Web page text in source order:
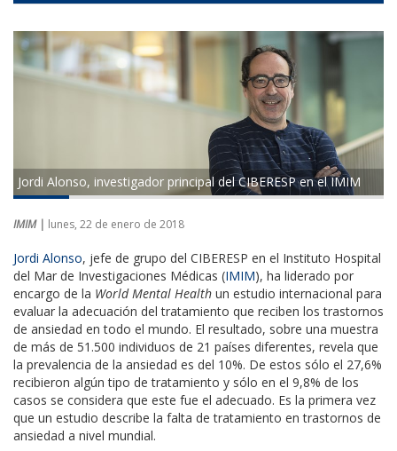
Jordi Alonso, investigador principal del CIBERESP en el IMIM
IMIM | lunes, 22 de enero de 2018
Jordi Alonso, jefe de grupo del CIBERESP en el Instituto Hospital
del Mar de Investigaciones Médicas (IMIM), ha liderado por
encargo de la World Mental Health un estudio internacional para
evaluar la adecuación del tratamiento que reciben los trastornos
de ansiedad en todo el mundo. El resultado, sobre una muestra
de más de 51.500 individuos de 21 países diferentes, revela que
la prevalencia de la ansiedad es del 10%. De estos sólo el 27,6%
recibieron algún tipo de tratamiento y sólo en el 9,8% de los
casos se considera que este fue el adecuado. Es la primera vez
que un estudio describe la falta de tratamiento en trastornos de
ansiedad a nivel mundial.